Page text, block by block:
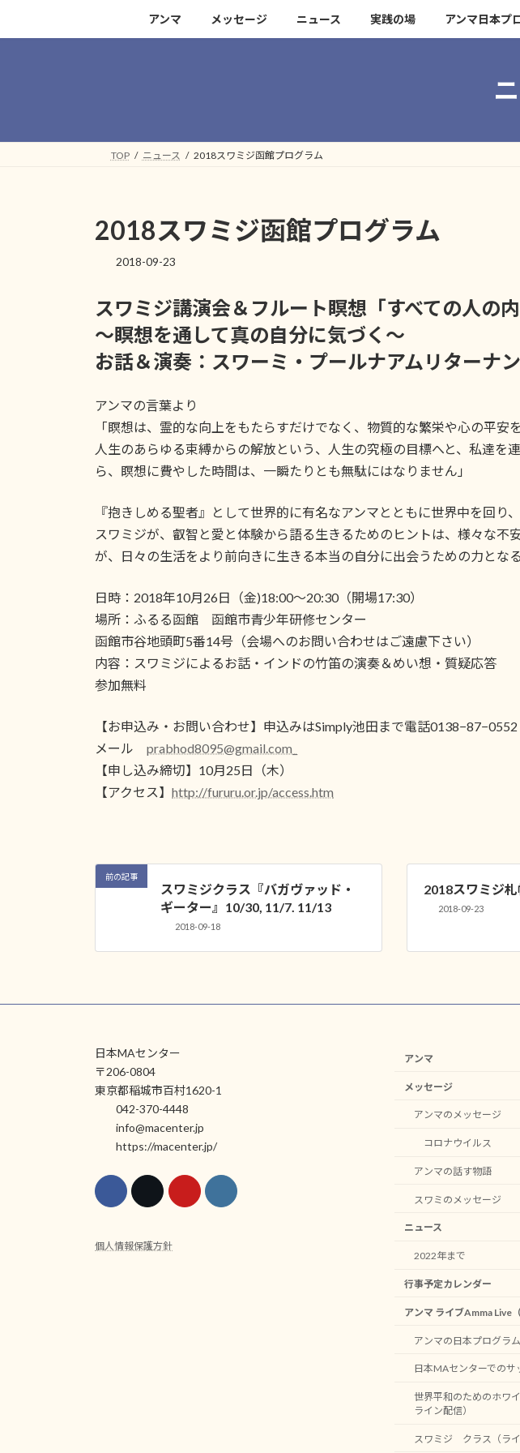
キ
に
アンマ メッセージ ニュース 実践の場 アンマ日本プ
TOP ニュース 2018スワミジ函館プログラム
2018スワミジ函館プログラム
2018-09-23
スワミジ講演会＆フルート瞑想「すべての人の内
～瞑想を通して真の自分に気づく～
お話＆演奏：スワーミ・プールナアムリターナ
アンマの言葉より
「瞑想は、霊的な向上をもたらすだけでなく、物質的な繁栄や心の平安
人生のあらゆる束縛からの解放という、人生の究極の目標へと、私達を
ら、瞑想に費やした時間は、一瞬たりとも無駄にはなりません」
『抱きしめる聖者』として世界的に有名なアンマとともに世界中を回り
スワミジが、叡智と愛と体験から語る生きるためのヒントは、様々な不
が、日々の生活をより前向きに生きる本当の自分に出会うための力となる
日時：2018年10月26日（金)18:00～20:30（開場17:30）
場所：ふるる函館 函館市青少年研修センター
函館市谷地頭町5番14号（会場へのお問い合わせはご遠慮下さい）
内容：スワミジによるお話・インドの竹笛の演奏＆めい想・質疑応答
参加無料
【お申込み・お問い合わせ】申込みはSimply池⽥まで電話0138−87−0552
メール prabhod8095@gmail.com_
【申し込み締切】10月25日（木）
【アクセス】 http://fururu.or.jp/access.htm
前の記事
スワミジクラス『バガヴァッド・
ギーター』10/30, 11/7. 11/13
2018-09-18
2018スワミジ
2018-09-23
日本MAセンター
〒206-0804
東京都稲城市百村1620-1
042-370-4448
info@macenter.jp
https://macenter.jp/
個人情報保護方針
アンマ
メッセージ
アンマのメッセージ
コロナウイルス
アンマの話す物語
スワミのメッセージ
ニュース
2022年まで
行事予定カレンダー
アンマ ライブAmma Live
アンマの日本プログラム
日本MAセンターでのサ
世界平和のためのホワ
ライン配信）
スワミジ クラス（ライ